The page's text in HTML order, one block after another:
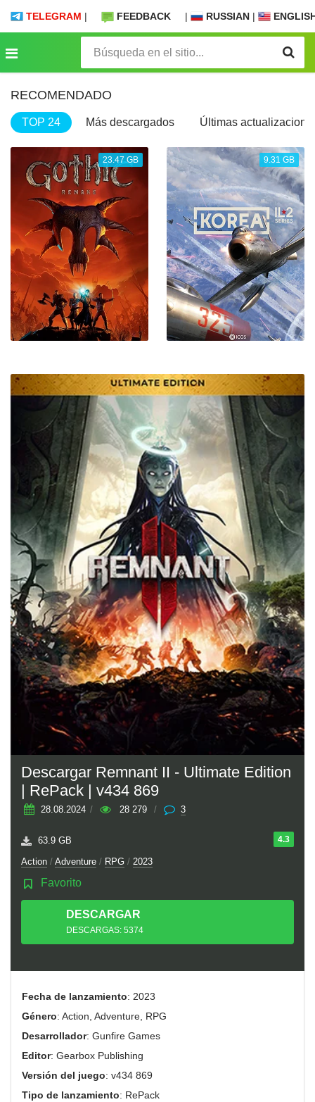
TELEGRAM | FEEDBACK | RUSSIAN |
RECOMENDADO
TOP 24 Más descargados Últimas
23.47 GB 9.31 GB
Descargar Remnant II - Ultimate Edition
| RePack | v434 869
28.08.2024 / 28 279 / 3
4.3
63.9 GB
Action / Adventure / RPG / 2023
Favorito
DESCARGAR
TORRENT
DESCARGAS: 5374
Fecha de lanzamiento: 2023
Género: Action, Adventure, RPG
Desarrollador: Gunfire Games
Editor: Gearbox Publishing
Versión del juego: v434 869
Tipo de lanzamiento: RePack